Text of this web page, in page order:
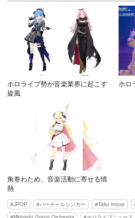
ホロライブ勢が音楽業界に起こす
旋風
ホロ
角巻わため、音楽活動に寄せる情
熱
JPOP バーチャルシンガー Taku Inoue